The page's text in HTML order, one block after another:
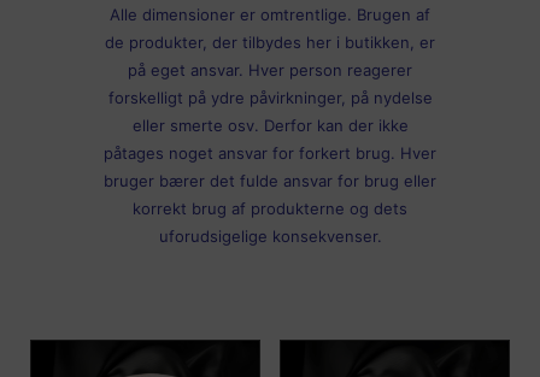
Alle dimensioner er omtrentlige. Brugen af
de produkter, der tilbydes her i butikken, er
på eget ansvar. Hver person reagerer
forskelligt på ydre påvirkninger, på nydelse
eller smerte osv. Derfor kan der ikke
påtages noget ansvar for forkert brug. Hver
bruger bærer det fulde ansvar for brug eller
korrekt brug af produkterne og dets
uforudsigelige konsekvenser.